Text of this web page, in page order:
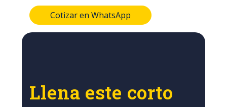
Cotizar en WhatsApp
Llena este corto